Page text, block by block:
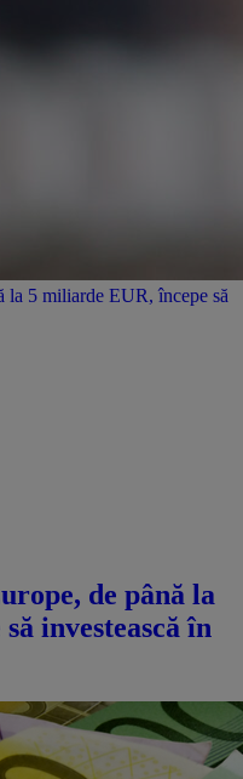
la 5 miliarde EUR, începe să
de până la
investească în